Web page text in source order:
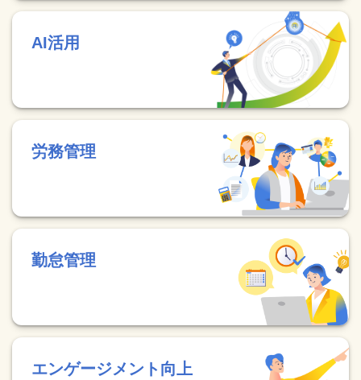
AI活用
労務管理
勤怠管理
エンゲージメント向上